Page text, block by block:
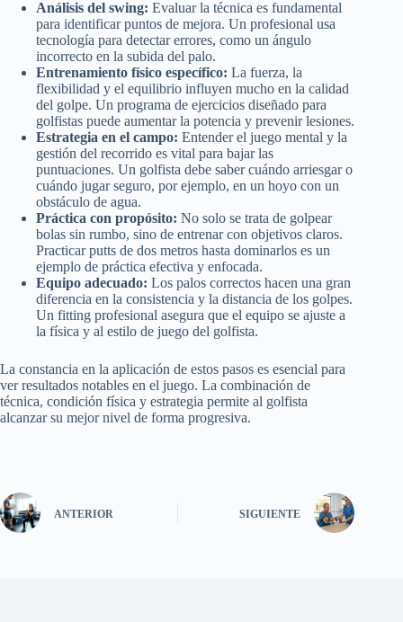
Análisis del swing: Evaluar la técnica es fundamental
para identificar puntos de mejora. Un profesional usa
tecnología para detectar errores, como un ángulo
incorrecto en la subida del palo.
Entrenamiento físico específico: La fuerza, la
flexibilidad y el equilibrio influyen mucho en la calidad
del golpe. Un programa de ejercicios diseñado para
golfistas puede aumentar la potencia y prevenir lesiones.
Estrategia en el campo: Entender el juego mental y la
gestión del recorrido es vital para bajar las
puntuaciones. Un golfista debe saber cuándo arriesgar o
cuándo jugar seguro, por ejemplo, en un hoyo con un
obstáculo de agua.
Práctica con propósito: No solo se trata de golpear
bolas sin rumbo, sino de entrenar con objetivos claros.
Practicar putts de dos metros hasta dominarlos es un
ejemplo de práctica efectiva y enfocada.
Equipo adecuado: Los palos correctos hacen una gran
diferencia en la consistencia y la distancia de los golpes.
Un fitting profesional asegura que el equipo se ajuste a
la física y al estilo de juego del golfista.
La constancia en la aplicación de estos pasos es esencial para
ver resultados notables en el juego. La combinación de
técnica, condición física y estrategia permite al golfista
alcanzar su mejor nivel de forma progresiva.
ANTERIOR SIGUIENTE